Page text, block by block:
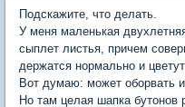
Подскажите, что делать.
У меня маленькая
сыплет листья, причем
держатся нормально и
Вот думаю: может оборвать
Но там целая шапка бутонов